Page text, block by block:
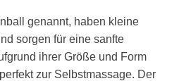
genannt, haben kleine
sorgen für eine sanfte
ihrer Größe und Form
zur Selbstmassage. Der